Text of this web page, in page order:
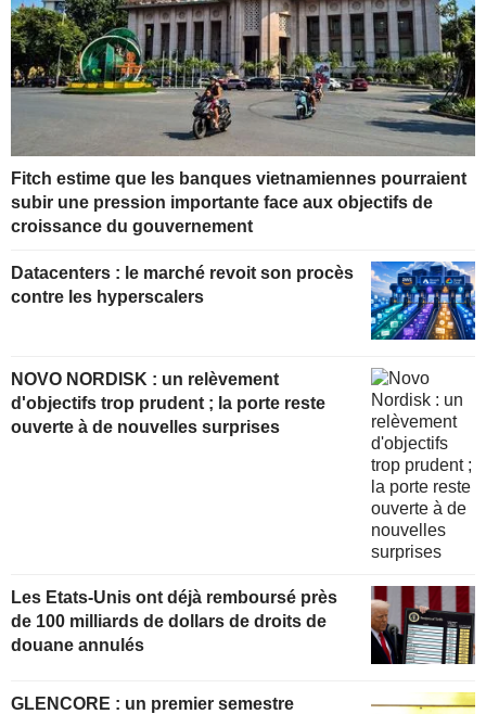
Fitch estime que les banques vietnamiennes pourraient
subir une pression importante face aux objectifs de
croissance du gouvernement
Datacenters : le marché revoit son procès
contre les hyperscalers
NOVO NORDISK : un relèvement
d'objectifs trop prudent ; la porte reste
ouverte à de nouvelles surprises
Les Etats-Unis ont déjà remboursé près
de 100 milliards de dollars de droits de
douane annulés
GLENCORE : un premier semestre